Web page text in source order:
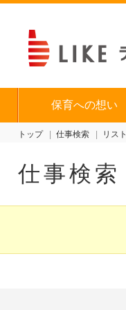
保育への想い
トップ 仕事検索 リスト
仕事検索